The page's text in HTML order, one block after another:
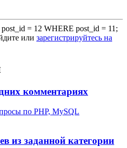
= 12 WHERE post_id = 11;
или зарегистрируйтесь на
комментариях
по PHP, MySQL
из заданной категории